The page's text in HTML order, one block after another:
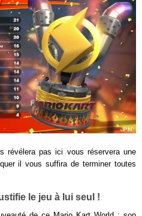
révélera pas ici vous réservera une
il vous suffira de terminer toutes
le jeu à lui seul !